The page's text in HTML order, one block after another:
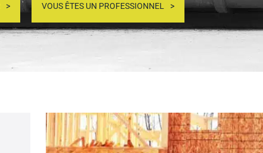
VOUS ÊTES UN PROFESSIONNEL